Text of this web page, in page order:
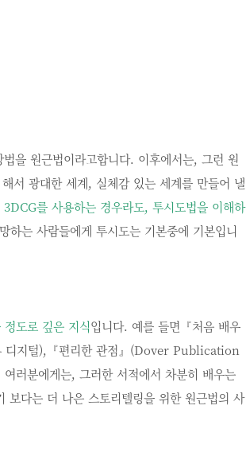
을 원근법이라고합니다. 이후에서는, 그런 원
서 광대한 세계, 실체감 있는 세계를 만들어 낼
3DCG를 사용하는 경우라도, 투시도법을 이해하
는 사람들에게 투시도는 기본중에 기본입니
도로 깊은 지식입니다. 예를 들면『처음 배우
디지털),『편리한 관점』(Dover Publication
러분에게는, 그러한 서적에서 차분히 배우는
보다는 더 나은 스토리텔링을 위한 원근법의 사